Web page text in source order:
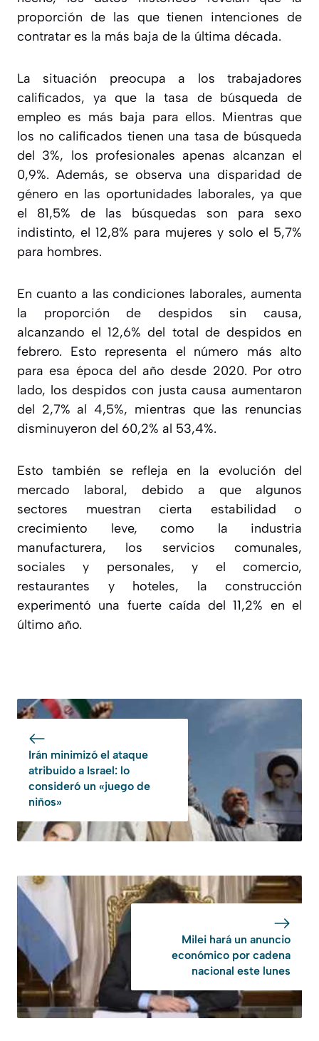
proporción de las que tienen intenciones de
contratar es la más baja de la última década.
La situación preocupa a los trabajadores
calificados, ya que la tasa de búsqueda de
empleo es más baja para ellos. Mientras que
los no calificados tienen una tasa de búsqueda
del 3%, los profesionales apenas alcanzan el
0,9%. Además, se observa una disparidad de
género en las oportunidades laborales, ya que
el 81,5% de las búsquedas son para sexo
indistinto, el 12,8% para mujeres y solo el 5,7%
para hombres.
En cuanto a las condiciones laborales, aumenta
la proporción de despidos sin causa,
alcanzando el 12,6% del total de despidos en
febrero. Esto representa el número más alto
para esa época del año desde 2020. Por otro
lado, los despidos con justa causa aumentaron
del 2,7% al 4,5%, mientras que las renuncias
disminuyeron del 60,2% al 53,4%.
Esto también se refleja en la evolución del
mercado laboral, debido a que algunos
sectores muestran cierta estabilidad o
crecimiento leve, como la industria
manufacturera, los servicios comunales,
sociales y personales, y el comercio,
restaurantes y hoteles, la construcción
experimentó una fuerte caída del 11,2% en el
último año.
Irán minimizó el ataque
atribuido a Israel: lo
consideró un «juego de
niños»
Milei hará un anuncio
económico por cadena
nacional este lunes